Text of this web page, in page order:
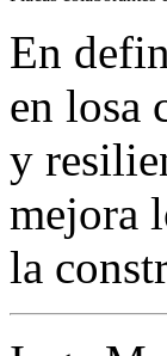
En
en losa
y
mejora
la